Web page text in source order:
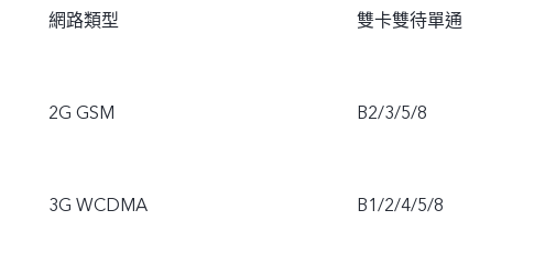
網路類型 雙卡雙待單通
2G GSM B2/3/5/8
3G WCDMA B1/2/4/5/8